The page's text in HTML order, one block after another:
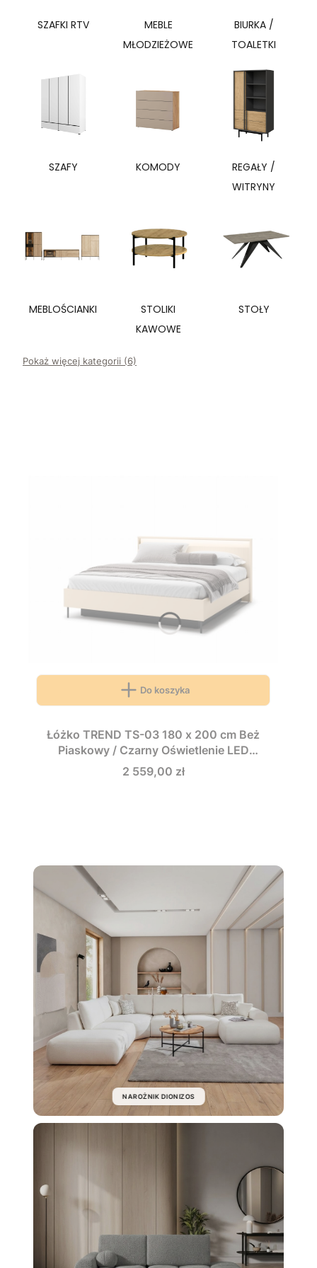
SZAFKI RTV
MEBLE
MŁODZIEŻOWE
BIURKA /
TOALETKI
SZAFY KOMODY
REGAŁY /
WITRYNY
MEBLOŚCIANKI
STOLIKI
KAWOWE
STOŁY
Pokaż więcej kategorii (6)
Do koszyka
Łóżko TREND TS-03 180 x 200 cm Beż
Piaskowy / Czarny Oświetlenie LED
Ryflowany Zagłówek Sypialnia TS3180BPC
Cena
2 559,00 zł
NAROŻNIK DIONIZOS